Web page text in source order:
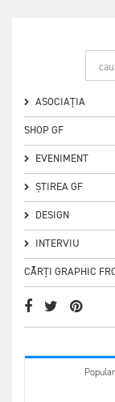
ASOCIAȚIA
SHOP GF
EVENIMENT
ȘTIREA GF
DESIGN
INTERVIU
CĂRȚI GRAPHIC